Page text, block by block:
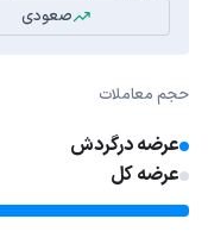
صعودی
حجم معاملات
عرضه درگردش
عرضه کل